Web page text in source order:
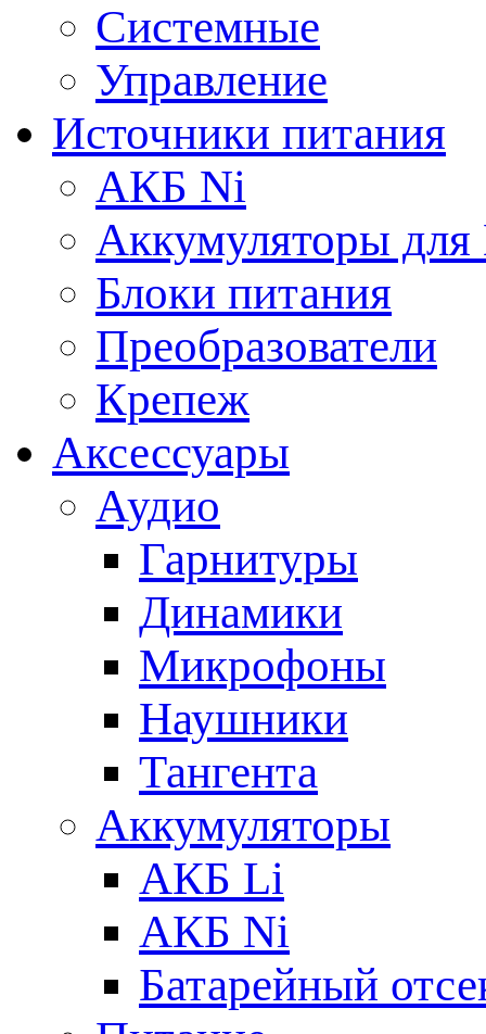
Системные
Управление
Источники питания
АКБ Ni
Аккумуляторы
Блоки питания
Преобразователи
Крепеж
Аксессуары
Аудио
Гарнитуры
Динамики
Микрофоны
Наушники
Тангента
Аккумуляторы
АКБ Li
АКБ Ni
Батарейный